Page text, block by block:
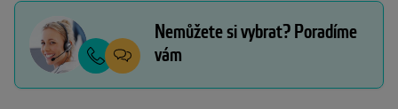
Nemůžete si vybrat? Poradíme
vám